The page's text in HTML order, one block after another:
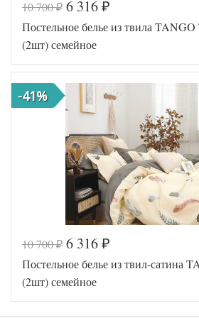
Код товара
570-135
Артикул
TT1142
Ткань
Размер
пододеяльника
150х200
(2шт)
Размер
простыни
220х245
50х70
(2шт)
Производитель
Tango
(Китай)
Код товара
570-136
Артикул
TT1142
Ткань
Размер
150х200
10 700₽ 6 316 ₽
Постельное белье из твила
(2шт) семейное
-41%
10 700₽ 6 316 ₽
Постельное белье из твил-сатина
(2шт) семейное